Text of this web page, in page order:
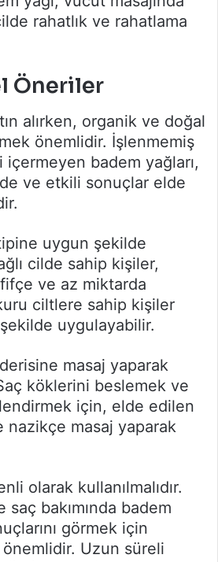
rahatlık ve rahatlama
Öneriler
alırken, organik ve doğal
önemlidir. İşlenmemiş
içermeyen badem yağları,
ve etkili sonuçlar elde
uygun şekilde
cilde sahip kişiler,
ve az miktarda
ciltlere sahip kişiler
uygulayabilir.
masaj yaparak
köklerini beslemek ve
için, elde edilen
nazikçe masaj yaparak
olarak kullanılmalıdır.
saç bakımında badem
görmek için
Uzun süreli